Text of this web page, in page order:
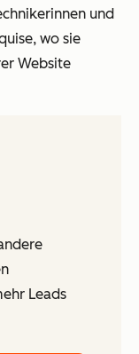
und
wo sie
Website
Leads